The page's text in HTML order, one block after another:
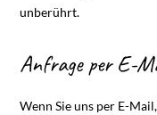
unberührt.
Anfrage per E-
Wenn Sie uns per E-